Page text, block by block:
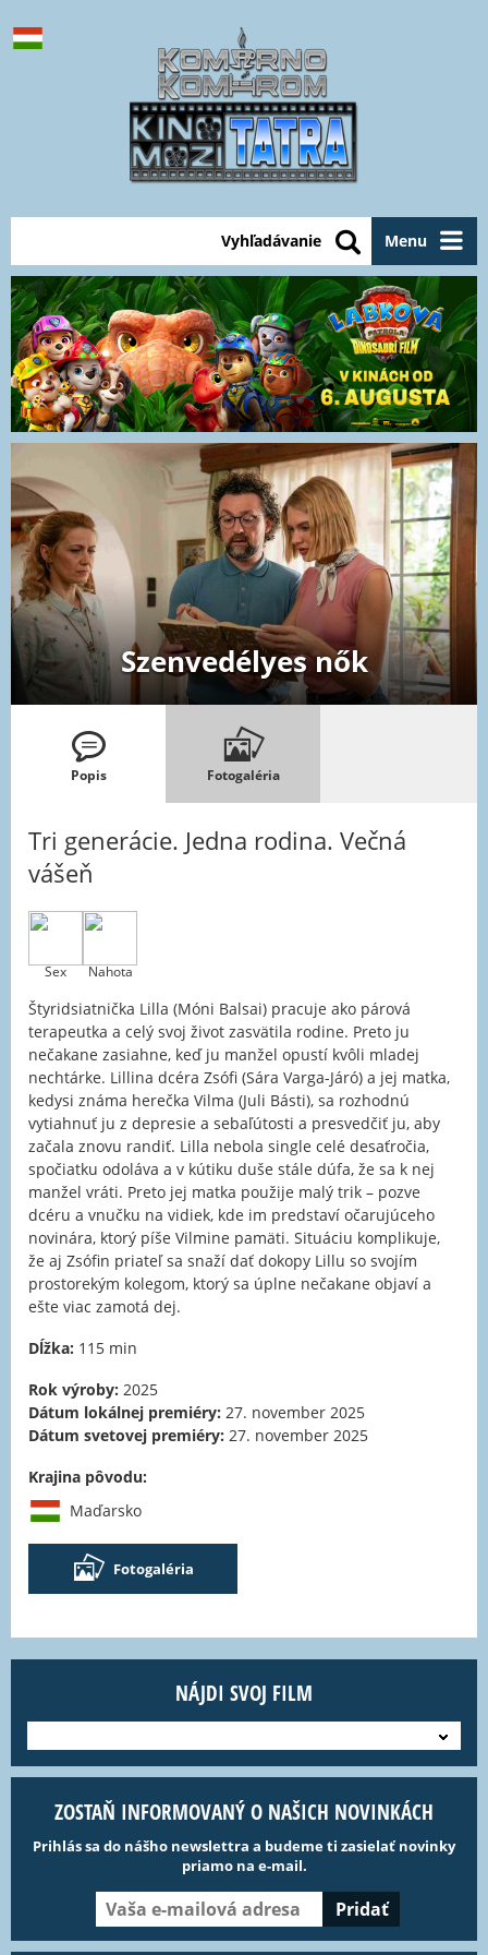
Menu
Vyhľadávanie
Szenvedélyes nők
Popis Fotogaléria
Tri generácie. Jedna rodina. Večná
vášeň
Sex Nahota
Štyridsiatnička Lilla (Móni Balsai) pracuje ako párová
terapeutka a celý svoj život zasvätila rodine. Preto ju
nečakane zasiahne, keď ju manžel opustí kvôli mladej
nechtárke. Lillina dcéra Zsófi (Sára Varga-Járó) a jej matka,
kedysi známa herečka Vilma (Juli Básti), sa rozhodnú
vytiahnuť ju z depresie a sebaľútosti a presvedčiť ju, aby
začala znovu randiť. Lilla nebola single celé desaťročia,
spočiatku odoláva a v kútiku duše stále dúfa, že sa k nej
manžel vráti. Preto jej matka použije malý trik – pozve
dcéru a vnučku na vidiek, kde im predstaví očarujúceho
novinára, ktorý píše Vilmine pamäti. Situáciu komplikuje,
že aj Zsófin priateľ sa snaží dať dokopy Lillu so svojím
prostorekým kolegom, ktorý sa úplne nečakane objaví a
ešte viac zamotá dej.
Dĺžka: 115 min
Rok výroby: 2025
Dátum lokálnej premiéry: 27. november 2025
Dátum svetovej premiéry: 27. november 2025
Krajina pôvodu:
Maďarsko
Fotogaléria
NÁJDI SVOJ FILM
ZOSTAŇ INFORMOVANÝ O NAŠICH NOVINKÁCH
Prihlás sa do nášho newslettra a budeme ti zasielať novinky
priamo na e-mail.